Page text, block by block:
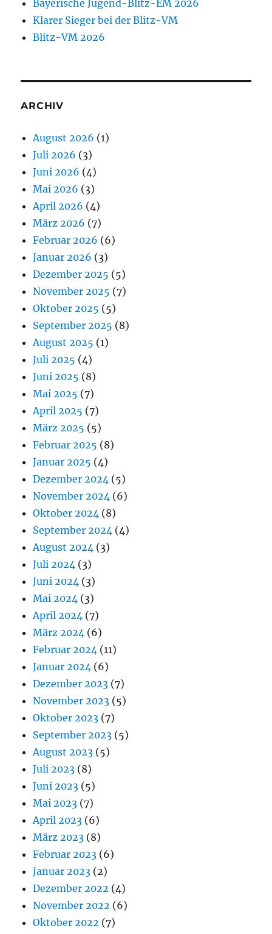
Bayerische Jugend-Blitz-EM 2026
Klarer Sieger bei der Blitz-VM
Blitz-VM 2026
ARCHIV
August 2026 (1)
Juli 2026 (3)
Juni 2026 (4)
Mai 2026 (3)
April 2026 (4)
März 2026 (7)
Februar 2026 (6)
Januar 2026 (3)
Dezember 2025 (5)
November 2025 (7)
Oktober 2025 (5)
September 2025 (8)
August 2025 (1)
Juli 2025 (4)
Juni 2025 (8)
Mai 2025 (7)
April 2025 (7)
März 2025 (5)
Februar 2025 (8)
Januar 2025 (4)
Dezember 2024 (5)
November 2024 (6)
Oktober 2024 (8)
September 2024 (4)
August 2024 (3)
Juli 2024 (3)
Juni 2024 (3)
Mai 2024 (3)
April 2024 (7)
März 2024 (6)
Februar 2024 (11)
Januar 2024 (6)
Dezember 2023 (7)
November 2023 (5)
Oktober 2023 (7)
September 2023 (5)
August 2023 (5)
Juli 2023 (8)
Juni 2023 (5)
Mai 2023 (7)
April 2023 (6)
März 2023 (8)
Februar 2023 (6)
Januar 2023 (2)
Dezember 2022 (4)
November 2022 (6)
Oktober 2022 (7)